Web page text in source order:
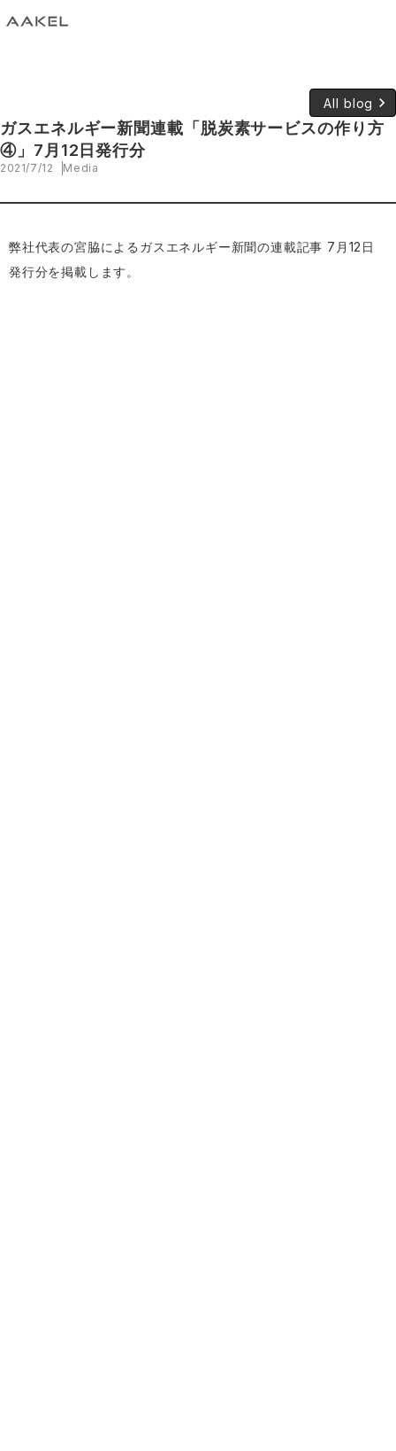
All blog keyboard_arrow_right
ガスエネルギー新聞連載「脱炭素サービスの作り方
④」7月12日発行分
2021/7/12 Media
弊社代表の宮脇によるガスエネルギー新聞の連載記事 7月12日
発行分を掲載します。